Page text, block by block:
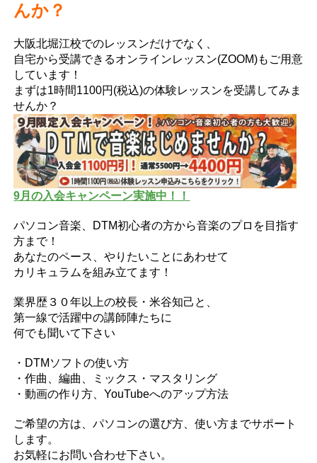
んか？
大阪北堀江校でのレッスンだけでなく、
自宅から受講できるオンラインレッスン(ZOOM)もご用意
しています！
まずは1時間1100円(税込)の体験レッスンを受講してみま
せんか？
9月の入会キャンペーン実施中！！
パソコン音楽、DTM初心者の方から音楽のプロを目指す
方まで！
あなたのペース、やりたいことにあわせて
カリキュラムを組み立てます！
業界歴３０年以上の校長・米谷知己と、
第一線で活躍中の講師陣たちに
何でも聞いて下さい
・DTMソフトの使い方
・作曲、編曲、ミックス・マスタリング
・動画の作り方、YouTubeへのアップ方法
ご希望の方は、パソコンの選び方、使い方までサポート
します。
お気軽にお問い合わせ下さい。